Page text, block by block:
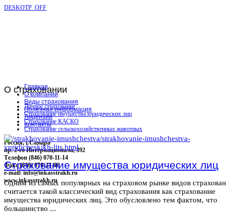
DESKOTP_OFF
О страховании
Личное страхование
Страхование имущества юридических лиц
Страхование КАСКО
Страхование сельскохозяйственных животных
Россия, г.Самара
пр. 2-го Интернационала, 392
Телефон (846) 070-11-14
Факс (846) 070-23-96
e-mail: info@inkasstrakh.ru
www.inkasstrakh.ru
Главная
О компании
Виды страхования
Полезная информация
Лицензии
Контакты
Страхование имущества юридических лиц
Одним из самых популярных на страховом рынке видов
считается такой классический вид страхования как страхование
имущества юридических лиц. Это обусловлено тем фактом, что
большинство ...